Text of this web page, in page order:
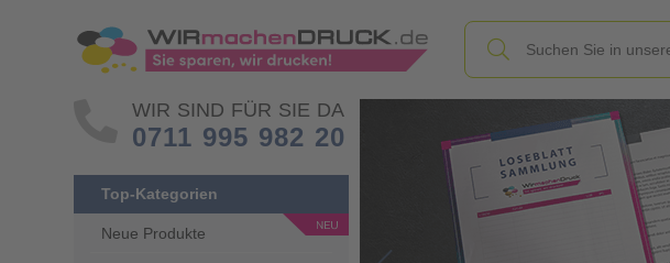
WIR SIND FÜR SIE DA
0711 995 982 20
Top-Kategorien
Neue Produkte